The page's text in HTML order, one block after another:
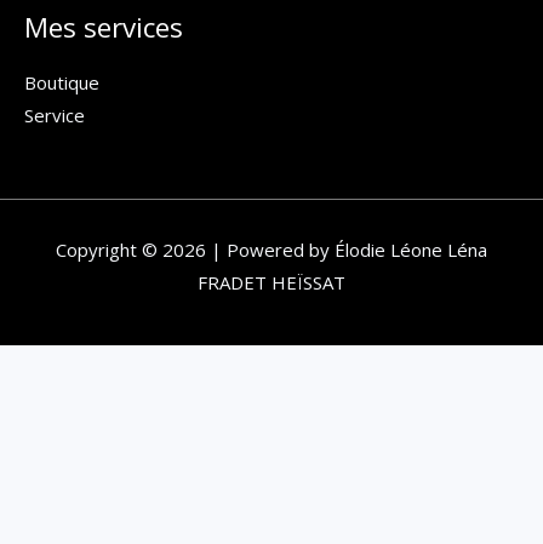
Mes services
Boutique
Service
Copyright © 2026 | Powered by Élodie Léone Léna
FRADET HEÏSSAT